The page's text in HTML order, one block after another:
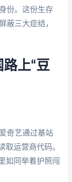
份。这份生存
蔽三大症结，
上“豆
奇艺通过基站
取运营商代码。
如同举着护照闯